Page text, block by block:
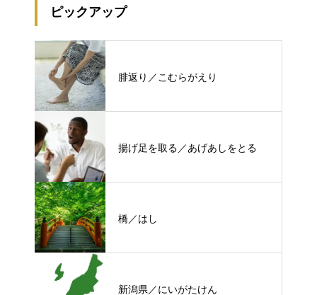
ピックアップ
腓返り／こむらがえり
揚げ足を取る／あげあしをとる
橋／はし
新潟県／にいがたけん